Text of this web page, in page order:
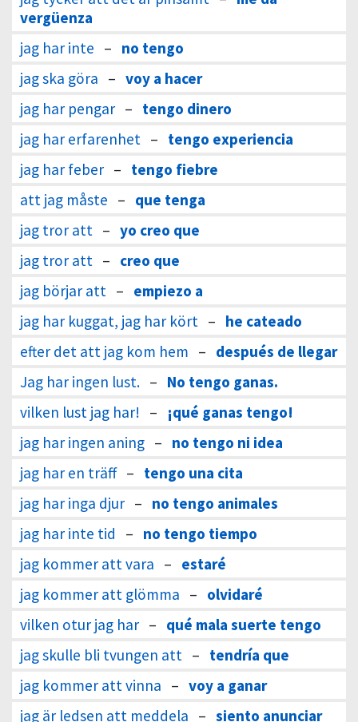
vergüenza
jag har inte – no tengo
jag ska göra – voy a hacer
jag har pengar – tengo dinero
jag har erfarenhet – tengo experiencia
jag har feber – tengo fiebre
att jag måste – que tenga
jag tror att – yo creo que
jag tror att – creo que
jag börjar att – empiezo a
jag har kuggat, jag har kört – he cateado
efter det att jag kom hem – después de llegar
Jag har ingen lust. – No tengo ganas.
vilken lust jag har! –
¡qué ganas tengo!
jag har ingen aning – no tengo ni idea
jag har en träff – tengo una cita
jag har inga djur – no tengo animales
jag har inte tid
– no tengo tiempo
jag kommer att vara – estaré
jag kommer att glömma – olvidaré
vilken otur jag har – qué mala suerte tengo
jag skulle bli tvungen att – tendría que
jag kommer att vinna – voy a ganar
jag är ledsen att meddela – siento anunciar